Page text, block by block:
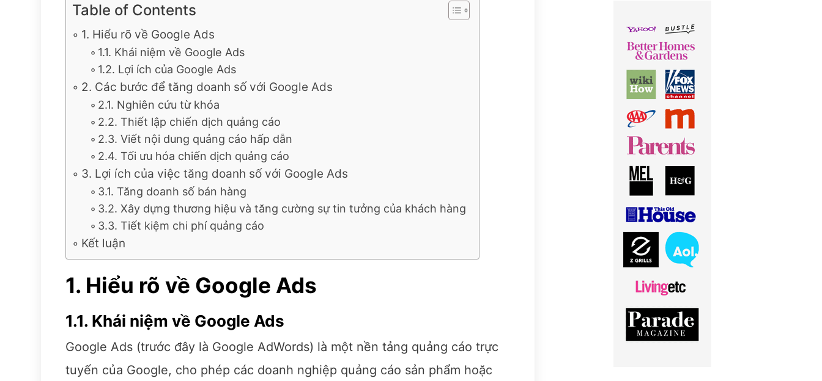
Table of Contents
1. Hiểu rõ về Google Ads
1.1. Khái niệm về Google Ads
1.2. Lợi ích của Google Ads
2. Các bước để tăng doanh số với Google Ads
2.1. Nghiên cứu từ khóa
2.2. Thiết lập chiến dịch quảng cáo
2.3. Viết nội dung quảng cáo hấp dẫn
2.4. Tối ưu hóa chiến dịch quảng cáo
3. Lợi ích của việc tăng doanh số với Google Ads
3.1. Tăng doanh số bán hàng
3.2. Xây dựng thương hiệu và tăng cường sự tin tưởng của khách hàng
3.3. Tiết kiệm chi phí quảng cáo
Kết luận
1. Hiểu rõ về Google Ads
1.1. Khái niệm về Google Ads
Google Ads (trước đây là Google AdWords) là một nền tảng quảng cáo trực
tuyến của Google, cho phép các doanh nghiệp quảng cáo sản phẩm hoặc